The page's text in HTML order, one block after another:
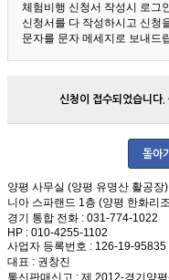
체험비행 신청서 작성시 로그
신청서를 다 작성하시고 신청
문자를 문자 메세지로 보내드
신청이 접수되었습니다.
돌아
양평 사무실 (양평 유명산 활공장)
니아 스파랜드 1층 (양평 한화리
경기 통합 전화 : 031-774-1022
HP : 010-4255-1102
사업자 등록번호 : 126-19-
대표 : 권창진
통신판매신고 : 제 2012-경기양